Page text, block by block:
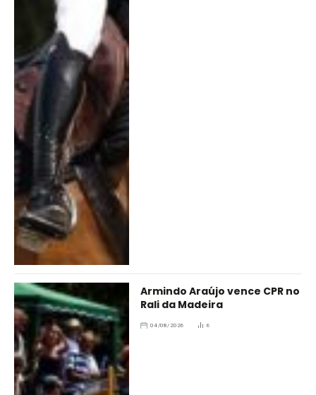
Armindo Araújo vence CPR no
Rali da Madeira
04/08/2026 6